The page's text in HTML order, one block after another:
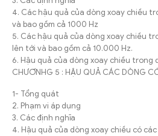
4. Các hậu quả của dòng xoay chiều
và bao gồm cả 1000 Hz
5. Các hậu quả của dòng xoay chiều
lên tới và bao gồm cả 10.000 Hz.
6. Hậu quả của dòng xoay chiều trong
CHƯƠNHG 5 : HẬU QUẢ CÁC DÒNG
1- Tổng quát
2. Phạm vi áp dụng
3. Các định nghĩa
4. Hậu quả của dòng xoay chiều có